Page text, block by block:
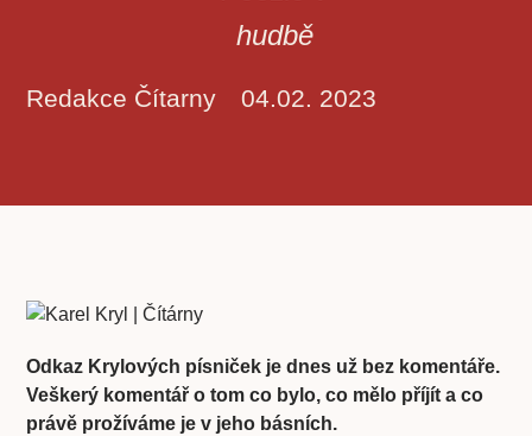
hudbě
Redakce Čítarny 04.02. 2023
Odkaz Krylových písniček je dnes už bez komentáře.
Veškerý komentář o tom co bylo, co mělo příjít a co
právě prožíváme je v jeho básních.